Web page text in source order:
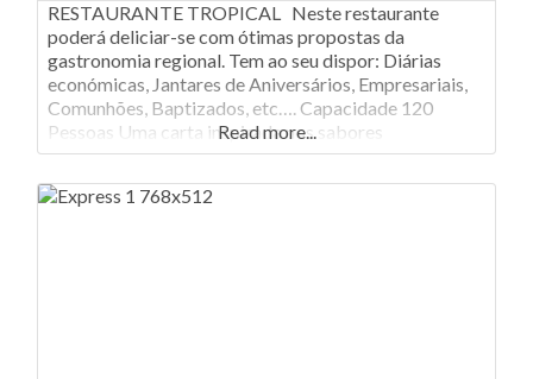
RESTAURANTE TROPICAL Neste restaurante
poderá deliciar-se com ótimas propostas da
gastronomia regional. Tem ao seu dispor: Diárias
económicas, Jantares de Aniversários, Empresariais,
Comunhões, Baptizados, etc…. Capacidade 120
Pessoas Uma carta inspirada nos sabores
tradicionais, não esquecendo a sofisticação e requinte
das cozinhas modernas. Conta ainda com um serviço
baseado na excelência e rigor, proporcionando assim
Read more...